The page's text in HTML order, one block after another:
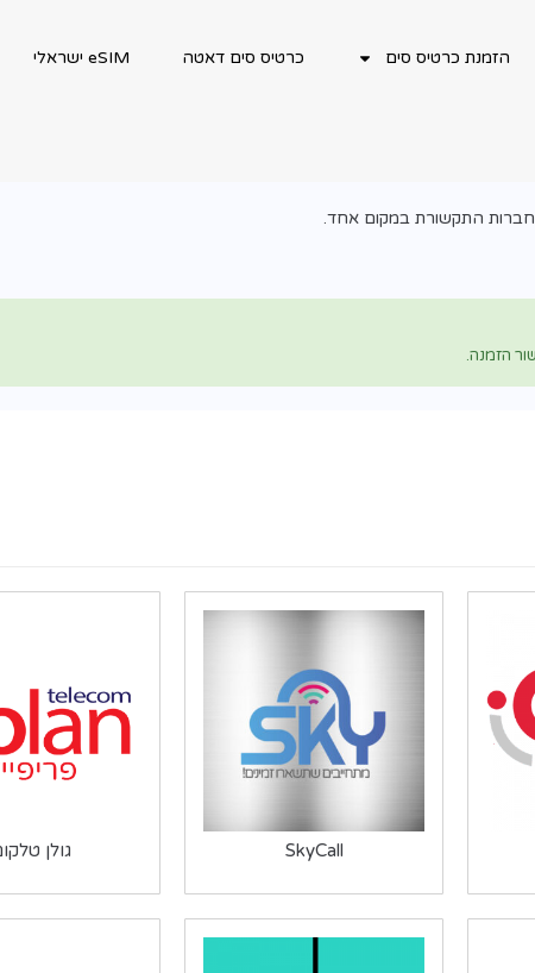
הזמנת כרטיס סים כרטיס סים דאטה eSIM ישראלי
חברות התקשורת במקום אחד.
SkyCall גולן